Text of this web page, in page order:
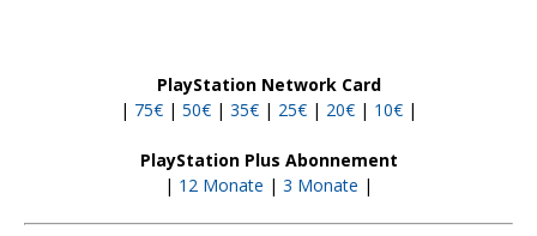
PlayStation Network Card
| 75€ | 50€ | 35€ | 25€ | 20€ | 10€ |
PlayStation Plus Abonnement
| 12 Monate | 3 Monate |